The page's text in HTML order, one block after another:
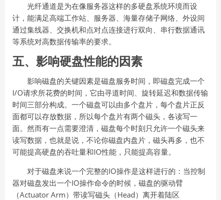
光纤通道是为在像服务器这样的多硬盘系统环境而设
计，能满足高端工作站、服务器、海量存储子网络、外设间
通过集线器、交换机和点对点连接进行双向、串行数据通讯
等系统对高数据传输率的要求。
五、影响硬盘性能的因素
影响磁盘的关键因素是磁盘服务时间，即磁盘完成一个
I/O请求所花费的时间，它由寻道时间、旋转延迟和数据传输
时间三部分构成。一个磁盘可以由多个盘片，每个盘片正反
面都可以存放数据，所以每个盘片有两个磁头，各读写一
面。然而有一点需要澄清，磁盘每个时刻只允许一个磁头来
读写数据，也就是说，不论你磁盘内盘片，磁头再多，也不
可能提高硬盘的吞吐量和IO性能，只能提高容量。
对于磁盘来说一个完整的IO操作是这样进行的：当控制
器对磁盘发出一个IO操作命令的时候，磁盘的驱动臂
（Actuator Arm）带读写磁头（Head）离开着陆区